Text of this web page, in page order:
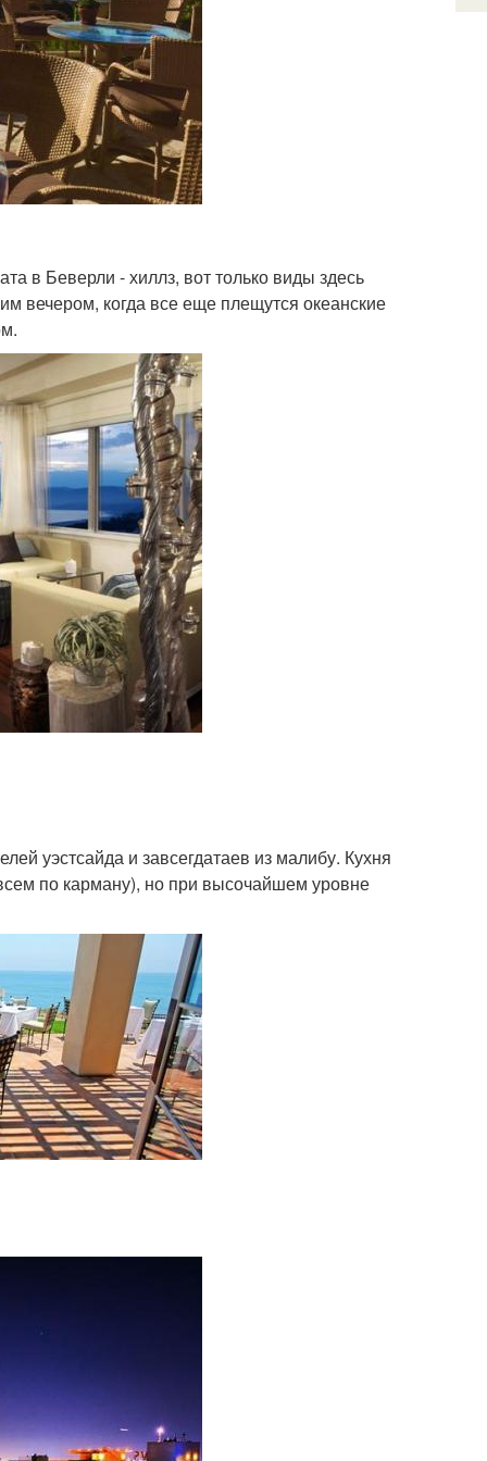
в Беверли - хиллз, вот только виды здесь
вечером, когда все еще плещутся океанские
уэстсайда и завсегдатаев из малибу. Кухня
по карману), но при высочайшем уровне